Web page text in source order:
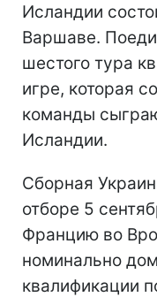
Исландии
Варшаве.
шестого тура
игре, которая
команды
Исландии.
Сборная
отборе 5
Францию во
номинально
квалификации